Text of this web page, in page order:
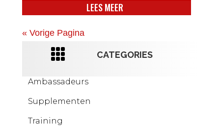
LEES MEER
« Vorige Pagina
 CATEGORIES
Ambassadeurs
Supplementen
Training